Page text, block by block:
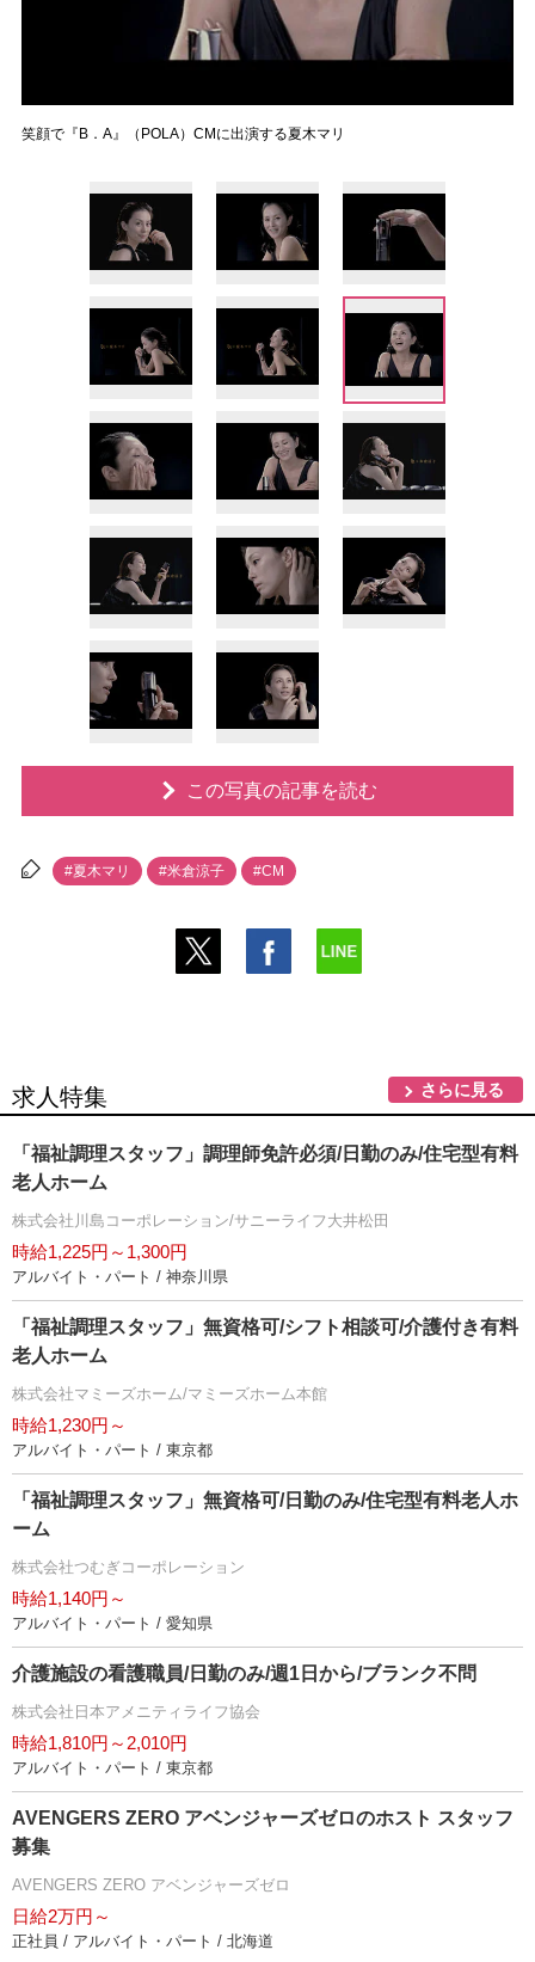
笑顔で『B．A』（POLA）CMに出演する夏木マリ
この写真の記事を読む
#夏木マリ #米倉涼子 #CM
求人特集 さらに見る
「福祉調理スタッフ」調理師免許必須/日勤のみ/住宅型有料
老人ホーム
株式会社川島コーポレーション/サニーライフ大井松田
時給1,225円～1,300円
アルバイト・パート / 神奈川県
「福祉調理スタッフ」無資格可/シフト相談可/介護付き有料
老人ホーム
株式会社マミーズホーム/マミーズホーム本館
時給1,230円～
アルバイト・パート / 東京都
「福祉調理スタッフ」無資格可/日勤のみ/住宅型有料老人ホ
ーム
株式会社つむぎコーポレーション
時給1,140円～
アルバイト・パート / 愛知県
介護施設の看護職員/日勤のみ/週1日から/ブランク不問
株式会社日本アメニティライフ協会
時給1,810円～2,010円
アルバイト・パート / 東京都
AVENGERS ZERO アベンジャーズゼロのホスト スタッフ
募集
AVENGERS ZERO アベンジャーズゼロ
日給2万円～
正社員 / アルバイト・パート / 北海道